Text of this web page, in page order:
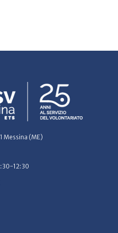
Messina (ME)
12:30